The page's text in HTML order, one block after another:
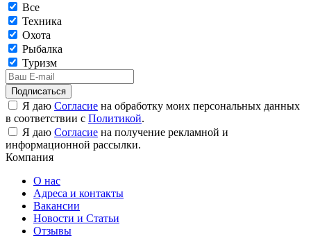
Все
Техника
Охота
Рыбалка
Туризм
Подписаться
Я даю Согласие на обработку моих персональных данных
в соответствии с Политикой.
Я даю Согласие на получение рекламной и
информационной рассылки.
Компания
О нас
Адреса и контакты
Вакансии
Новости и Статьи
Отзывы